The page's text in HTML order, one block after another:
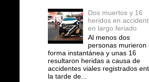
Dos muertos y 16
heridos en
en largo feriado
Al menos dos
personas murieron
forma instantánea y unas 16
resultaron heridas a causa de
accidentes viales registrados
la tarde de...